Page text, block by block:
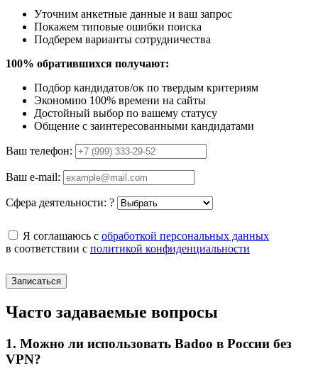
Уточним анкетные данные и ваш запрос
Покажем типовые ошибки поиска
Подберем варианты сотрудничества
100% обратившихся получают:
Подбор кандидатов/ок по твердым критериям
Экономию 100% времени на сайты
Достойный выбор по вашему статусу
Общение с заинтересованными кандидатами
Ваш телефон:
Ваш e-mail:
Сфера деятельности: ?
Я соглашаюсь с обработкой персональных данных
в соответствии с политикой конфиденциальности
Записаться
Часто задаваемые вопросы
1. Можно ли использовать Badoo в России без
VPN?